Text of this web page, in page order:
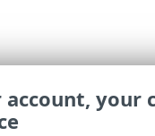
account, your